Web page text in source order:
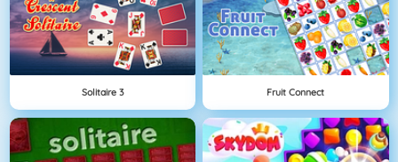
Solitaire 3 Fruit Connect